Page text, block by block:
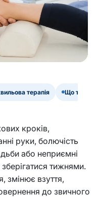
терапія Що таке
кроків,
руки, болючість
або неприємні
зберігатися тижнями.
змінює взуття,
до звичного